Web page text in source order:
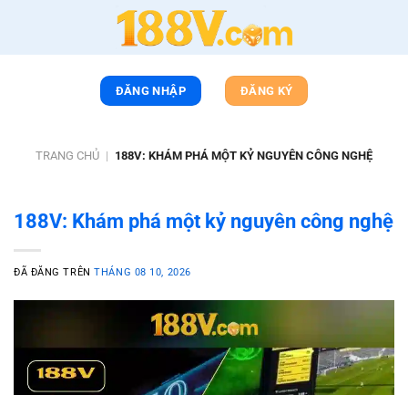
nội
ĐĂNG NHẬP ĐĂNG KÝ
TRANG CHỦ | 188V: KHÁM PHÁ MỘT KỶ NGUYÊN CÔNG NGHỆ
188V: Khám phá một kỷ nguyên công nghệ
ĐÃ ĐĂNG TRÊNTHÁNG 08 10, 2026